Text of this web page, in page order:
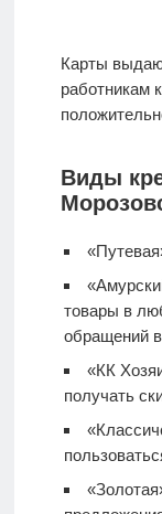
Карты
работникам
Виды
товары в
обращений
«КК
получать